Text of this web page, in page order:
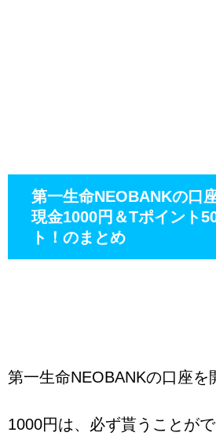
第一生命NEOBANKの口
現金1000円＆Tポイント
ト！のまとめ
第一生命NEOBANKの口座を
1000円は、必ず貰うことがで